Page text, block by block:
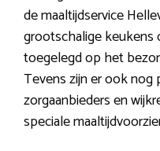
de maaltijdservice
grootschalige keukens
toegelegd op het
Tevens zijn er ook
zorgaanbieders en
speciale